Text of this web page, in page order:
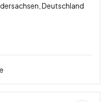
Deutschland